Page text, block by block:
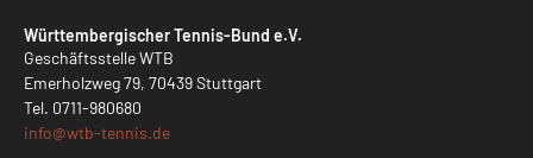
Württembergischer Tennis-Bund e.V.
Geschäftsstelle WTB
Emerholzweg 79, 70439 Stuttgart
Tel. 0711-980680
info@wtb-tennis.de